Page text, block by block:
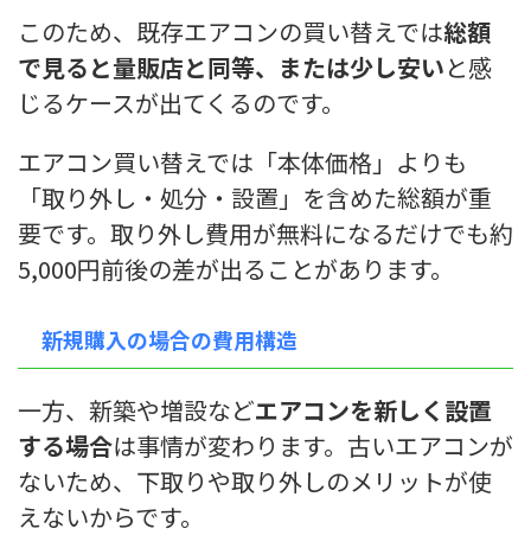
このため、既存エアコンの買い替えでは総額
で見ると量販店と同等、または少し安いと感
じるケースが出てくるのです。
エアコン買い替えでは「本体価格」よりも
「取り外し・処分・設置」を含めた総額が重
要です。取り外し費用が無料になるだけでも約
5,000円前後の差が出ることがあります。
新規購入の場合の費用構造
一方、新築や増設などエアコンを新しく設置
する場合は事情が変わります。古いエアコンが
ないため、下取りや取り外しのメリットが使
えないからです。